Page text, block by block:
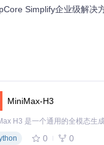
工程师工作3天才能完
管理功能允许管理员
Simplify企业级解决
MiniMax-H3
0 0